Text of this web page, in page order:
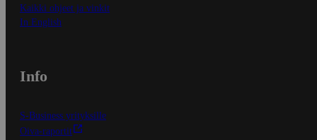
Kaikki ohjeet ja vinkit
In English
Info
S-Business yrityksille
Oiva-raportit